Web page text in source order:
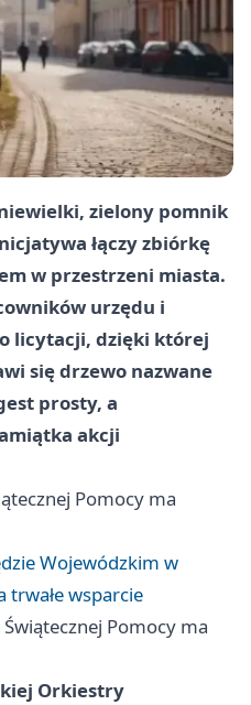
zielony pomnik
łączy zbiórkę
w przestrzeni miasta.
urzędu i
licytacji, dzięki której
się drzewo nazwane
prosty, a
akcji
Pomocy ma
Wojewódzkim w
trwałe wsparcie
Pomocy ma
Orkiestry